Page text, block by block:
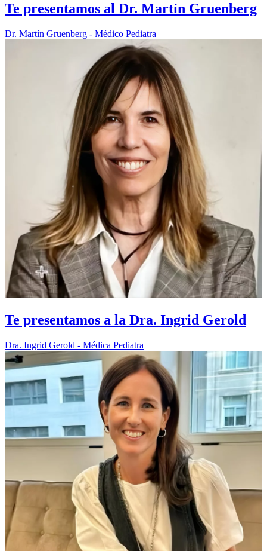
Te presentamos al Dr. Martín Gruenberg
Dr. Martín Gruenberg - Médico Pediatra
Te presentamos a la Dra. Ingrid Gerold
Dra. Ingrid Gerold - Médica Pediatra